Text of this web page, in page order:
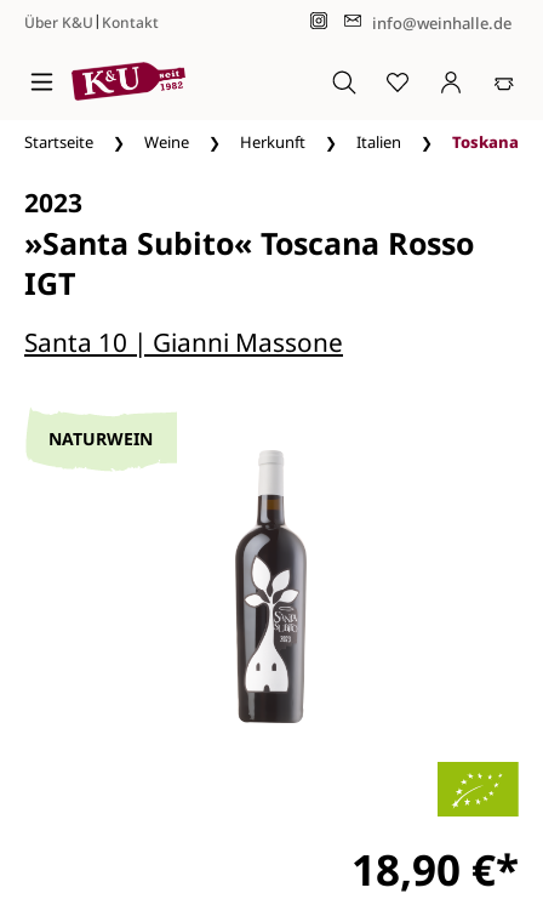
Zum Hauptinhalt springen
Über K&U| Kontakt info@weinhalle.de
Startseite Weine Herkunft Italien Toskana
2023
»Santa Subito« Toscana Rosso
IGT
Santa 10 | Gianni Massone
Bildergalerie überspringen
NATURWEIN
18,90 €*